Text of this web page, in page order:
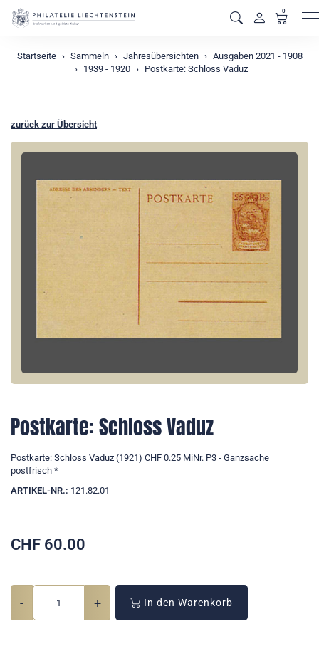
0
Startseite Sammeln Jahresübersichten
Ausgaben 2021 - 1908
1939 - 1920
Postkarte: Schloss Vaduz
zurück zur Übersicht
Postkarte: Schloss Vaduz
Postkarte: Schloss Vaduz (1921) CHF 0.25 MiNr. P3 - Ganzsache
postfrisch *
ARTIKEL-NR.: 121.82.01
CHF 60.00
- + In den Warenkorb